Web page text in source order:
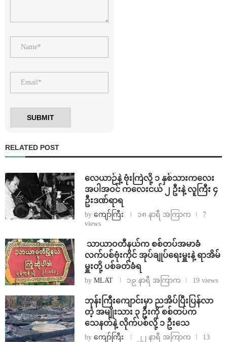
RELATED POST
⁨လေယာဉ်နဲ့ ဗုံးကြဲလို့ ၁ နှစ်သားကလေး
အပါအဝင် ကလေးငယ် ၂ ဦးနဲ့ လူကြီး ၄
ဦးဒဏ်ရာရ
by ကျော်ကြီး ၁၈ နာရီ အကြာက
7
views
⁩ ⁨သာယာဝတီနယ်က စစ်တပ်အမာခံ
လက်ပစ်ဗုံးကိုင် အုပ်ချုပ်ရေးမှူးနဲ့ ရာအိမ်
မှူးတို့ ပစ်ခတ်ခံရ
by MLAT ၁၉ နာရီ အကြာက 19 views
ဘုန်းကြီးကျောင်းမှာ ညအိပ်ပြီးပြန်လာ
တဲ့ အမျိုးသား ၃ ဦးကို စစ်တပ်က
သေနတ်နဲ့ လိုက်ပစ်လို့ ၁ ဦးသေ
by ကျော်ကြီး ၂၂ နာရီ အကြာက
13